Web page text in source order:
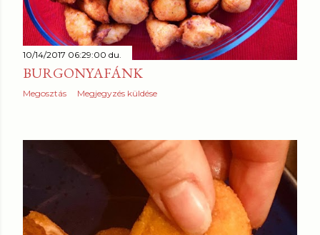
10/14/2017 06:29:00 du.
BURGONYAFÁNK
Megosztás Megjegyzés küldése